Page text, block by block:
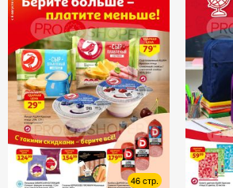
46 стр.